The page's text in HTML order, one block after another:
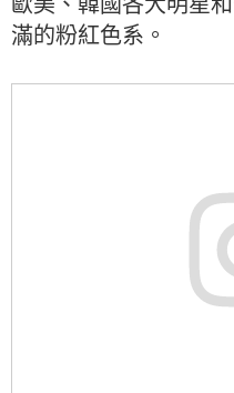
滿的粉紅色系。